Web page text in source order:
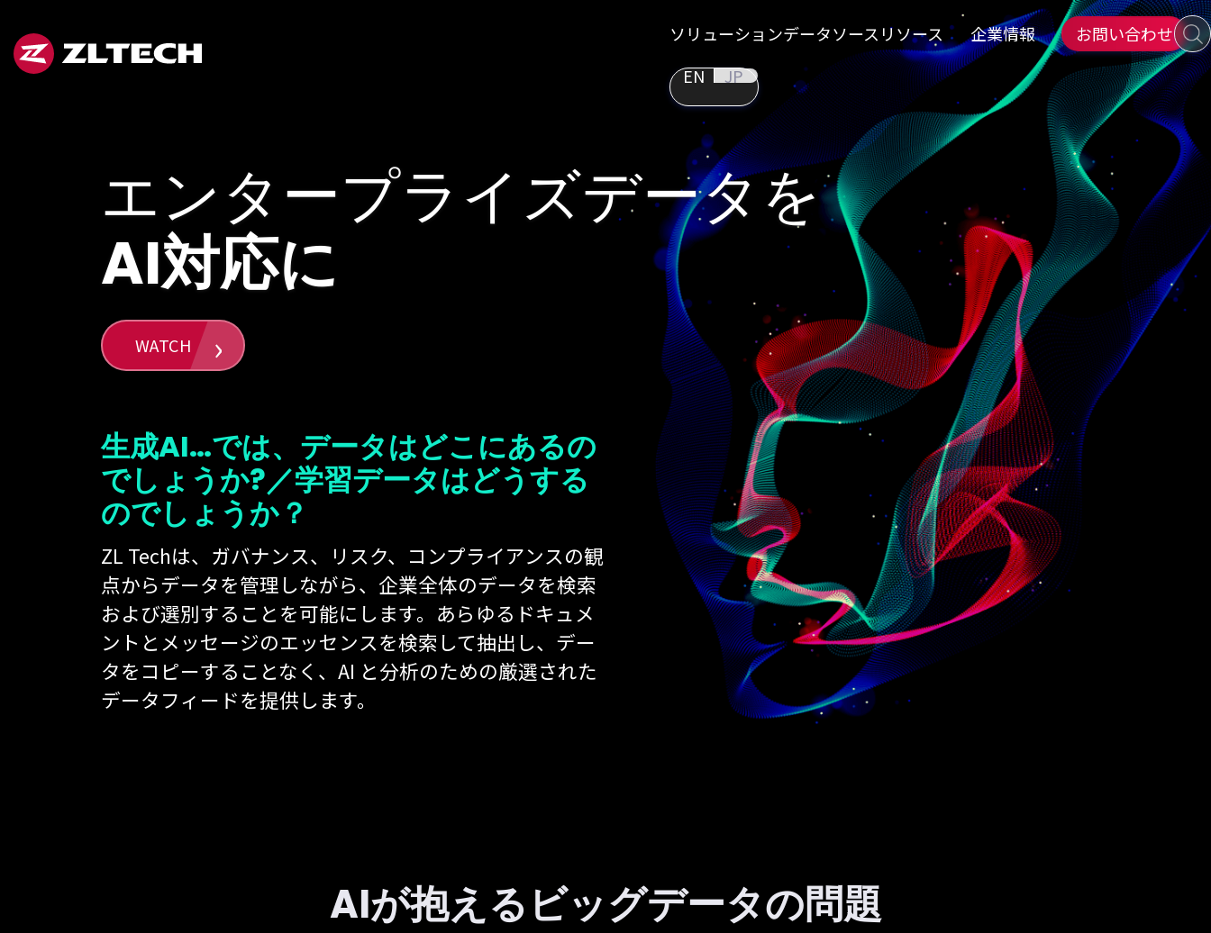
ZL
Tech
ソリューションデータソース リソース 企業情報 お問い合わせ
EN JP
エンタープライズデータを
AI対応に
WATCH
生成AI…では、データはどこにあるの
でしょうか?／学習データはどうする
のでしょうか？
ZL Techは、ガバナンス、リスク、コンプライアンスの観
点からデータを管理しながら、企業全体のデータを検索
および選別することを可能にします。あらゆるドキュメ
ントとメッセージのエッセンスを検索して抽出し、デー
タをコピーすることなく、AI と分析のための厳選された
データフィードを提供します。
AIが抱えるビッグデータの問題